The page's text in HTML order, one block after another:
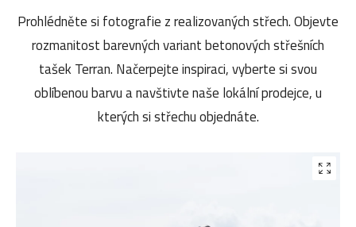
Prohlédněte si fotografie z realizovaných střech. Objevte
rozmanitost barevných variant betonových střešních
tašek Terran. Načerpejte inspiraci, vyberte si svou
oblíbenou barvu a navštivte naše lokální prodejce, u
kterých si střechu objednáte.